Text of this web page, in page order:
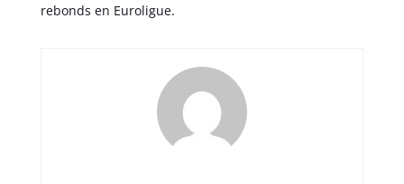
rebonds en Euroligue.